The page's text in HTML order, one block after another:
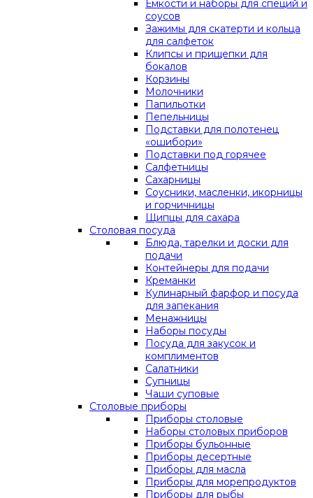
Емкости и наборы для специй и
соусов
Зажимы для скатерти и кольца
для салфеток
Клипсы и прищепки для
бокалов
Корзины
Молочники
Папильотки
Пепельницы
Подставки для полотенец
«ошибори»
Подставки под горячее
Салфетницы
Сахарницы
Соусники, масленки, икорницы
и горчичницы
Щипцы для сахара
Столовая посуда
Блюда, тарелки и доски для
подачи
Контейнеры для подачи
Креманки
Кулинарный фарфор и посуда
для запекания
Менажницы
Наборы посуды
Посуда для закусок и
комплиментов
Салатники
Супницы
Чаши суповые
Столовые приборы
Приборы столовые
Наборы столовых приборов
Приборы бульонные
Приборы десертные
Приборы для масла
Приборы для морепродуктов
Приборы для рыбы